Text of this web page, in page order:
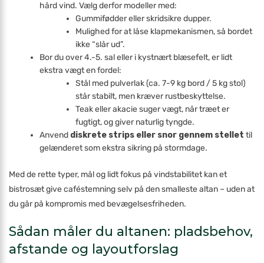
hård vind. Vælg derfor modeller med:
Gummifødder eller skridsikre dupper.
Mulighed for at låse klapmekanismen, så bordet
ikke “slår ud”.
Bor du over 4.-5. sal eller i kystnært blæsefelt, er lidt
ekstra vægt en fordel:
Stål med pulverlak (ca. 7-9 kg bord / 5 kg stol)
står stabilt, men kræver rustbeskyttelse.
Teak eller akacie suger vægt, når træet er
fugtigt, og giver naturlig tyngde.
Anvend diskrete strips eller snor gennem stellet til
gelænderet som ekstra sikring på stormdage.
Med de rette typer, mål og lidt fokus på vindstabilitet kan et
bistrosæt give caféstemning selv på den smalleste altan – uden at
du går på kompromis med bevægelsesfriheden.
Sådan måler du altanen: pladsbehov,
afstande og layoutforslag